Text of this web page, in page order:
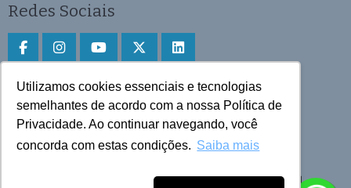
Utilizamos cookies essenciais e tecnologias
semelhantes de acordo com a nossa Política de
Privacidade. Ao continuar navegando, você
concorda com estas condições. Saiba mais
Redes Sociais
Faça download do aplicativo
Play Store e App Store
Todos os direitos reservados © 2025 Cruzeiro do Sul